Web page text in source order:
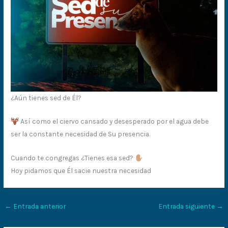
¿Aún tienes sed de Él?
Así como el ciervo cansado y desesperado por el agua debe
ser la constante necesidad de Su presencia.
Cuando te congregas ¿Tienes esa sed?
Hoy pidamos que Él sacie nuestra necesidad
← Entrada anterior Entrada siguiente →